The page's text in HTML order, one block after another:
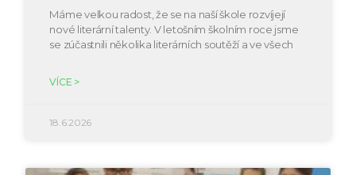
Máme velkou radost, že se na naší škole rozvíjejí
nové literární talenty. V letošním školním roce jsme
se zúčastnili několika literárních soutěží a ve všech
VÍCE >
18.6.2026